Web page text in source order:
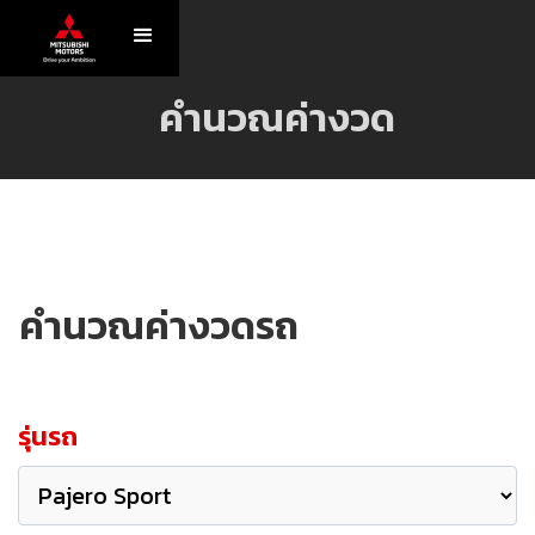
คำนวณค่างวด
คำนวณค่างวดรถ
รุ่นรถ